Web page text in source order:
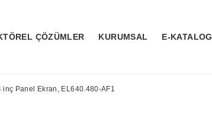
ÇÖZÜMLER KURUMSAL E-KATALOG